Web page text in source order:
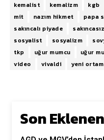
kemalist
kemalizm kgb
mit
nazım hikmet papa
sakıncalı piyade
sakıncasız
sosyalist
sosyalizm
tkp
uğur mumcu uğur
video
vivaldi yeni
Son